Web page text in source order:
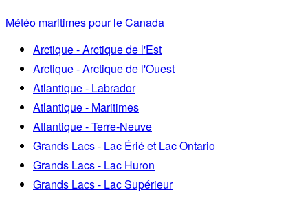
Météo maritimes pour le Canada
Arctique - Arctique de l'Est
Arctique - Arctique de l'Ouest
Atlantique - Labrador
Atlantique - Maritimes
Atlantique - Terre-Neuve
Grands Lacs - Lac Érié et Lac Ontario
Grands Lacs - Lac Huron
Grands Lacs - Lac Supérieur